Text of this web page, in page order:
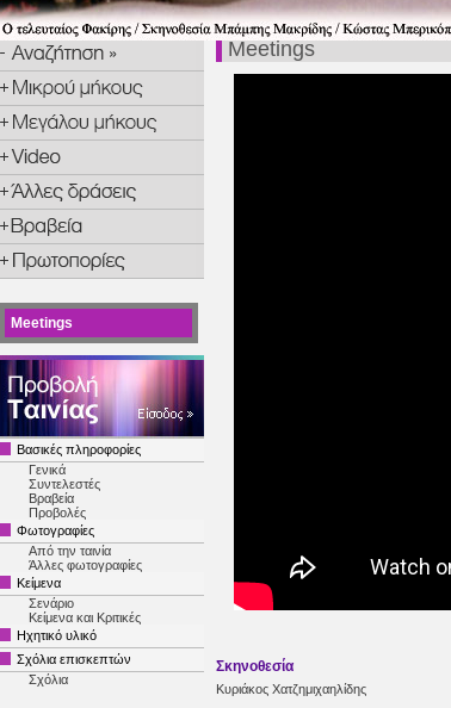
Meetings
Βασικές πληροφορίες
Γενικά
Συντελεστές
Βραβεία
Προβολές
Φωτογραφίες
Από την ταινία
Άλλες φωτογραφίες
Κείμενα
Σενάριο
Κείμενα και Κριτικές
Ηχητικό υλικό
Σχόλια επισκεπτών
Σχόλια
Meetings
Σκηνοθεσία
Κυριάκος Χατζημιχαηλίδης